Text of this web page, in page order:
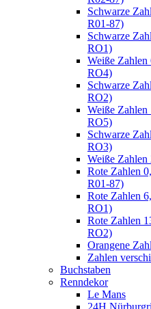
Schwarze
R01-87)
Schwarze
RO1)
Weiße
RO4)
Schwarze
RO2)
Weiße
RO5)
Schwarze
RO3)
Weiße
Rote Zahlen
R01-87)
Rote Zahlen
RO1)
Rote Zahlen
RO2)
Orangene
Zahlen
Buchstaben
Renndekor
Le Mans
24H